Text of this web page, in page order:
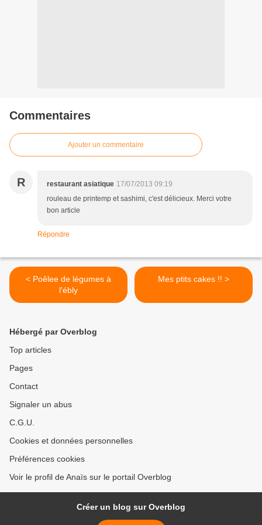
Commentaires
Ajouter un commentaire
R restaurant asiatique 17/07/2013 09:19
rouleau de printemp et sashimi, c'est délicieux. Merci votre
bon article
Répondre
< Poêlee de légumes à
l'ébly
Mes ptits cakes !! >
Hébergé par Overblog
Top articles
Pages
Contact
Signaler un abus
C.G.U.
Cookies et données personnelles
Préférences cookies
Voir le profil de Anaïs sur le portail Overblog
Créer un blog sur Overblog